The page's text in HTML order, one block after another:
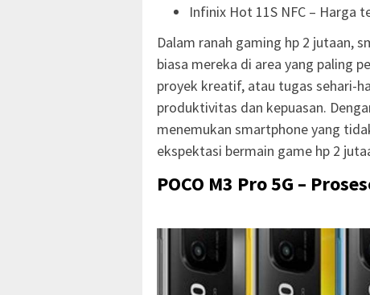
Infinix Hot 11S NFC – Harga
Dalam ranah gaming hp 2 jutaan,
biasa mereka di area yang paling
proyek kreatif, atau tugas sehari-
produktivitas dan kepuasan.
menemukan smartphone yang
ekspektasi bermain game hp 2
POCO M3 Pro 5G –